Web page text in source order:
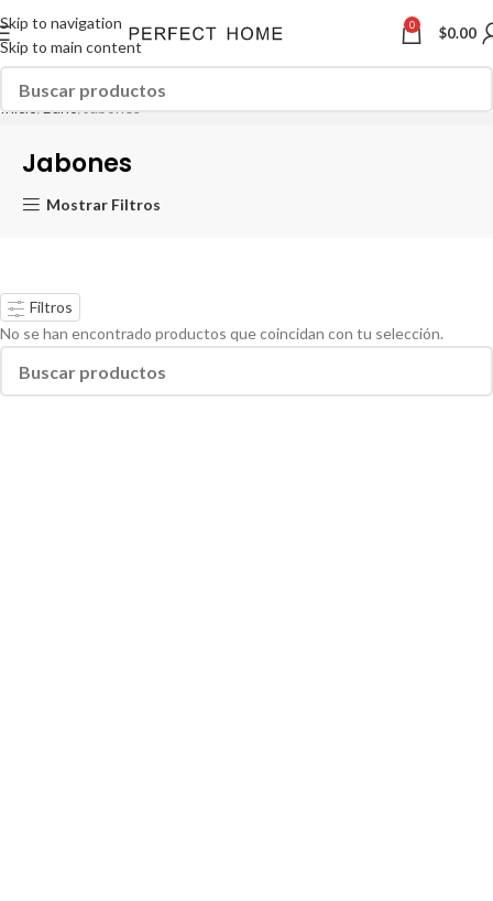
Skip to navigation
Skip to main content
0 $0.00
Inicio Baño Jabones
Jabones
Mostrar Filtros
Filtros
No se han encontrado productos que coincidan con tu selección.